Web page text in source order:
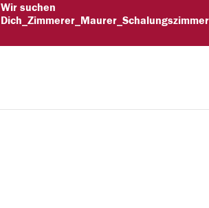
Wir suchen